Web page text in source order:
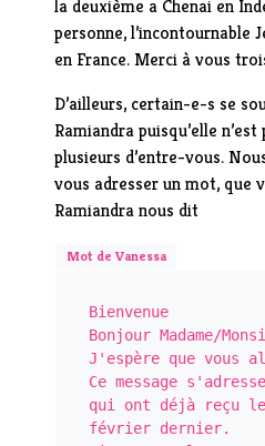
la deuxième a Chenai en
personne, l’incontournable
en France. Merci à vous
D’ailleurs, certain-e-s se
Ramiandra puisqu’elle
plusieurs d’entre-vous.
vous adresser un mot, que
Ramiandra nous dit
Mot de Vanessa
Bienvenue
Bonjour Madame/
J'espère que vous
Ce message
qui ont déjà reçu
février dernier.